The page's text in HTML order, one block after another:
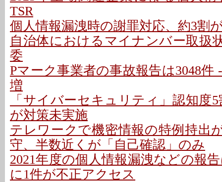
TSR
個人情報漏洩時の謝罪対応、約3割
自治体におけるマイナンバー取扱
委
Pマーク事業者の事故報告は3048件
増
「サイバーセキュリティ」認知度
が対策未実施
テレワークで機密情報の特例持出
守、半数近くが「自己確認」のみ
2021年度の個人情報漏洩などの報
に1件が不正アクセス